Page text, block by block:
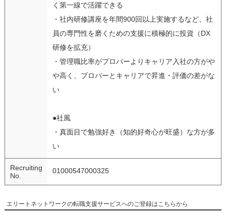
く第一線で活躍できる
・社内研修講座を年間900回以上実施するなど、社
員の専門性を磨くための支援に積極的に投資（DX
研修を拡充）
・管理職比率がプロパーよりキャリア入社の方がや
や高く、プロパーとキャリアで昇進・評価の差がな
い
●社風
・真面目で勉強好き（知的好奇心が旺盛）な方が多
い
Recruiting
No.
01000547000325
エリートネットワークの転職支援サービスへのご登録はこちらから